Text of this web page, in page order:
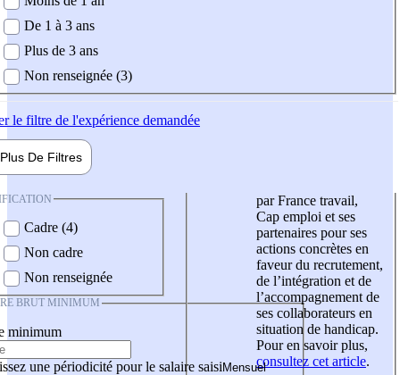
De 1 à 3 ans
Plus de 3 ans
Non renseignée (3)
le filtre de l'expérience demandée
Plus De Filtres
Cadre (4)
Non cadre
Non renseignée
BRUT MINIMUM
minimum
une périodicité pour le salaire saisi
par France travail,
Cap emploi et ses
partenaires pour ses
actions concrètes en
faveur du recrutement,
de l’intégration et de
l’accompagnement de
ses collaborateurs en
situation de handicap.
Pour en savoir plus,
consultez cet article.